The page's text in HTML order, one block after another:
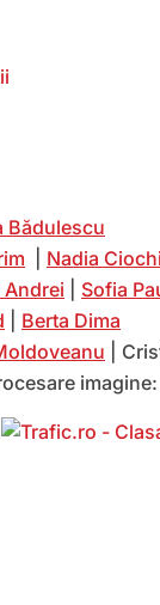
Bădulescu
Nadia
Andrei Sofia
Berta Dima
|